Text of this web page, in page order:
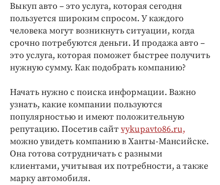
Происшествия
Спорт
Экономика и бизнес
ПРОЕКТЫ
Издания
Медиаперсона
Интересное чтиво
Клиника года
Бренд года
Работодатель года
Выкуп авто – это услуга, которая сегодня
пользуется широким спросом. У каждого
человека могут возникнуть ситуации, когда
срочно потребуются деньги. И продажа авто –
это услуга, которая поможет быстрее получить
нужную сумму. Как подобрать компанию?
Начать нужно с поиска информации. Важно
узнать, какие компании пользуются
популярностью и имеют положительную
репутацию. Посетив сайт vykupavto86.ru,
можно увидеть компанию в Ханты-Мансийске.
Она готова сотрудничать с разными
клиентами, учитывая их потребности, а также
марку автомобиля.